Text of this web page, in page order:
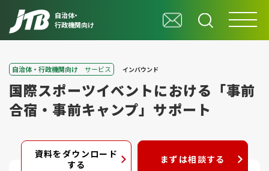
自治体・
行政機関向け
自治体・行政機関向け サービス インバウンド
国際スポーツイベントにおける「事前
合宿・事前キャンプ」サポート
資料をダウンロード
する
まずは相談する